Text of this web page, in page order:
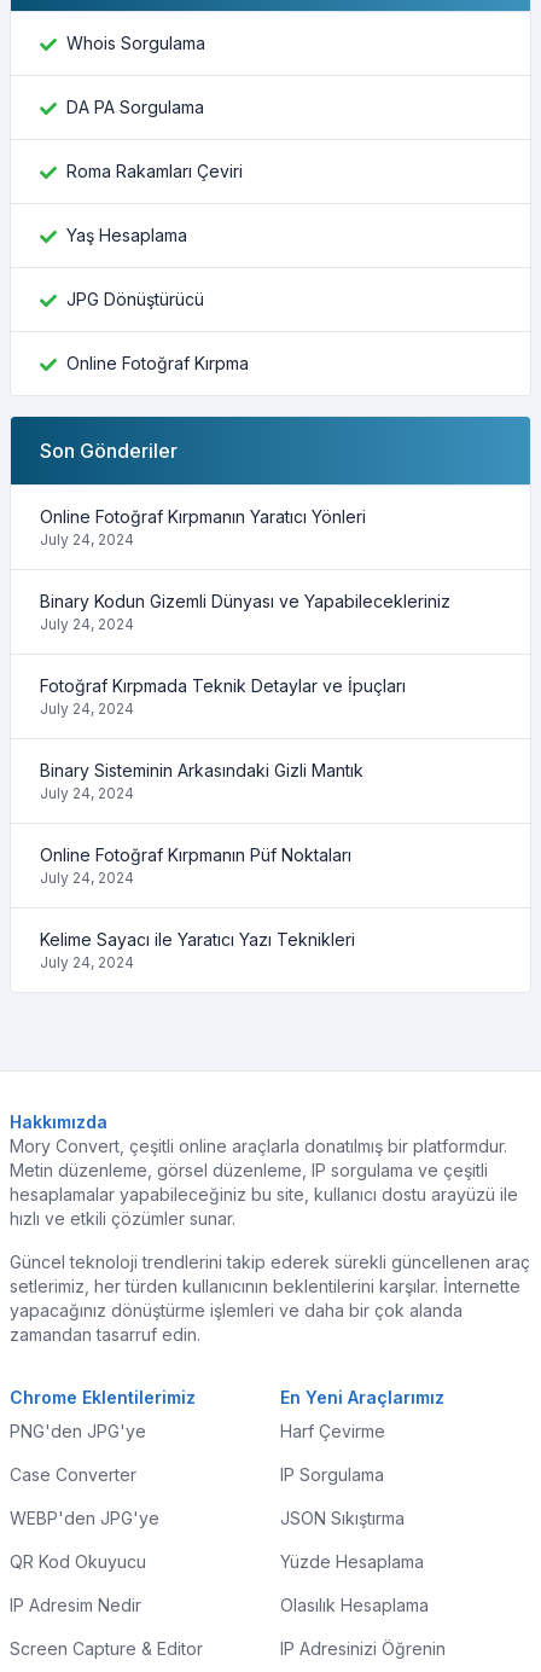
Whois Sorgulama
DA PA Sorgulama
Roma Rakamları Çeviri
Yaş Hesaplama
JPG Dönüştürücü
Online Fotoğraf Kırpma
Son Gönderiler
Online Fotoğraf Kırpmanın Yaratıcı Yönleri
July 24, 2024
Binary Kodun Gizemli Dünyası ve Yapabilecekleriniz
July 24, 2024
Fotoğraf Kırpmada Teknik Detaylar ve İpuçları
July 24, 2024
Binary Sisteminin Arkasındaki Gizli Mantık
July 24, 2024
Online Fotoğraf Kırpmanın Püf Noktaları
July 24, 2024
Kelime Sayacı ile Yaratıcı Yazı Teknikleri
July 24, 2024
Hakkımızda
Mory Convert, çeşitli online araçlarla donatılmış bir platformdur.
Metin düzenleme, görsel düzenleme, IP sorgulama ve çeşitli
hesaplamalar yapabileceğiniz bu site, kullanıcı dostu arayüzü ile
hızlı ve etkili çözümler sunar.
Güncel teknoloji trendlerini takip ederek sürekli güncellenen araç
setlerimiz, her türden kullanıcının beklentilerini karşılar. İnternette
yapacağınız dönüştürme işlemleri ve daha bir çok alanda
zamandan tasarruf edin.
Chrome Eklentilerimiz
PNG'den JPG'ye
Case Converter
WEBP'den JPG'ye
QR Kod Okuyucu
IP Adresim Nedir
Screen Capture & Editor
En Yeni Araçlarımız
Harf Çevirme
IP Sorgulama
JSON Sıkıştırma
Yüzde Hesaplama
Olasılık Hesaplama
IP Adresinizi Öğrenin